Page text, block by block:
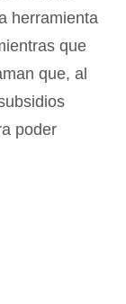
herramienta
que
que, al
poder